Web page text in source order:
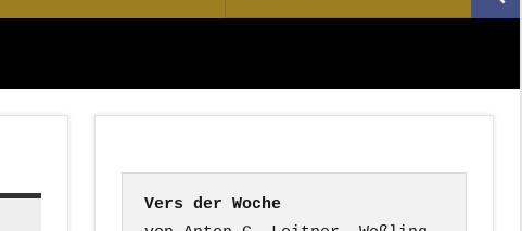
nach:
Vers der Woche